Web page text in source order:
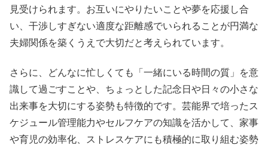
見受けられます。お互いにやりたいことや夢を応援し合
い、干渉しすぎない適度な距離感でいられることが円満な
夫婦関係を築くうえで大切だと考えられています。
さらに、どんなに忙しくても「一緒にいる時間の質」を意
識して過ごすことや、ちょっとした記念日や日々の小さな
出来事を大切にする姿勢も特徴的です。芸能界で培ったス
ケジュール管理能力やセルフケアの知識を活かして、家事
や育児の効率化、ストレスケアにも積極的に取り組む姿勢